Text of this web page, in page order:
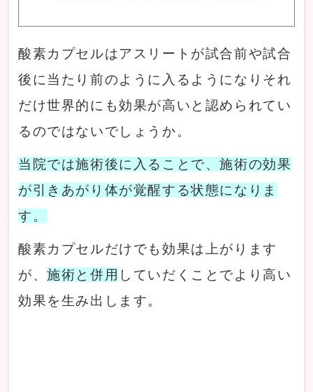
酸素カプセルはアスリートが試合前や試合
後に当たり前のように入るようになりそれ
だけ世界的にも効果が高いと認められてい
るのではないでしょうか。
当院では施術後に入ることで、施術の効果
が引きあがり体が覚醒する状態になりま
す。
酸素カプセルだけでも効果は上がります
が、施術と併用 していだくことでより高い
効果を生み出します。